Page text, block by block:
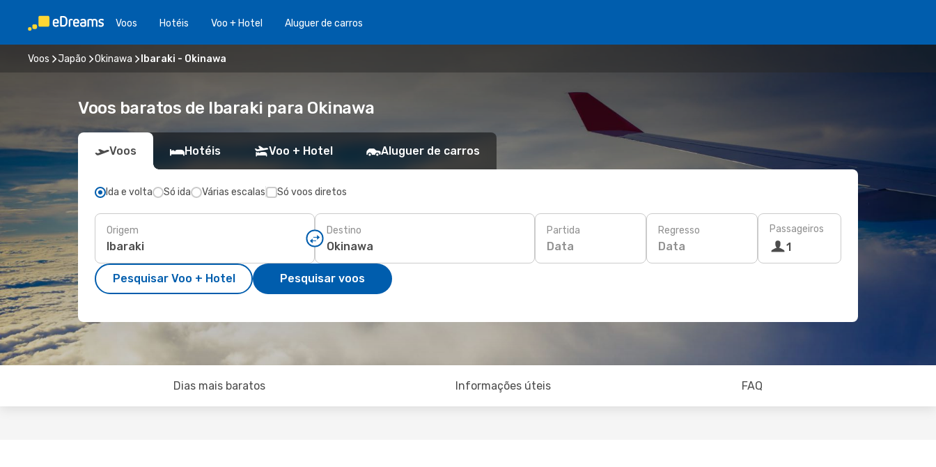
Voos Hotéis Voo + Hotel Aluguer de carros
Voos Japão Okinawa Ibaraki - Okinawa
Voos baratos de Ibaraki para Okinawa
Voos Hotéis Voo + Hotel Aluguer de carros
Ida e volta Só ida Várias escalas Só voos diretos
Origem Destino Partida
Data
Regresso
Data
Passageiros
1
Pesquisar Voo + Hotel Pesquisar voos
Dias mais baratos Informações úteis FAQ